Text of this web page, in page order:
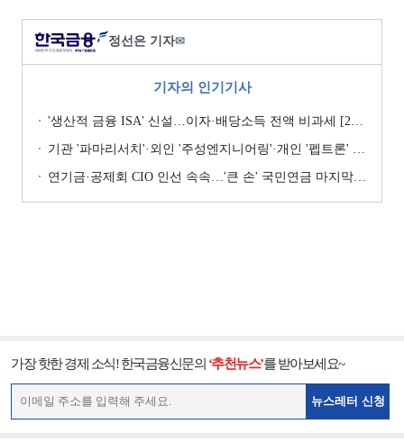
정선은 기자✉
기자의 인기기사
'생산적 금융 ISA' 신설…이자·배당소득 전액 비과세 [2026 세제개편안]
기관 '파마리서치'·외인 '주성엔지니어링'·개인 '펩트론' 1위 [주간 코스닥 순매수- 2026년 7월27일~7월31일]
연기금·공제회 CIO 인선 속속…'큰 손' 국민연금 마지막 타자
가장 핫한 경제 소식! 한국금융신문의 ‘추천뉴스’를 받아보세요~
뉴스레터 신청